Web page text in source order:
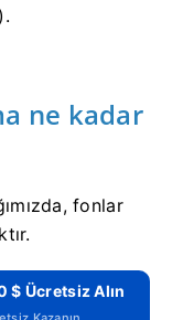
ne kadar
fonlar
$ Ücretsiz Alın